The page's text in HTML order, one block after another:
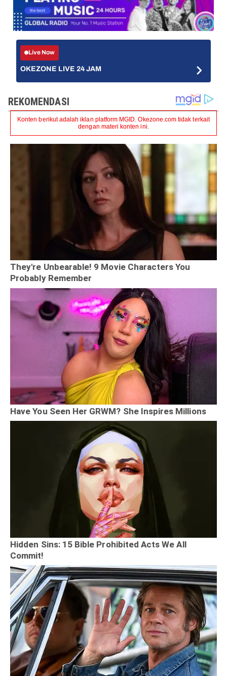
Live Now
OKEZONE LIVE 24 JAM